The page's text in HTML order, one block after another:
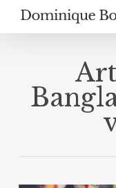
Skip
main